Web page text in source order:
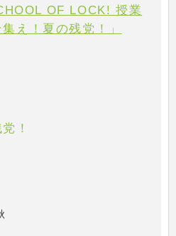
OF LOCK! 授業
え！夏の残党！」
！